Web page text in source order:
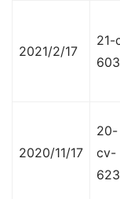
2021/2/17
21-
2020/11/17
20-
cv-